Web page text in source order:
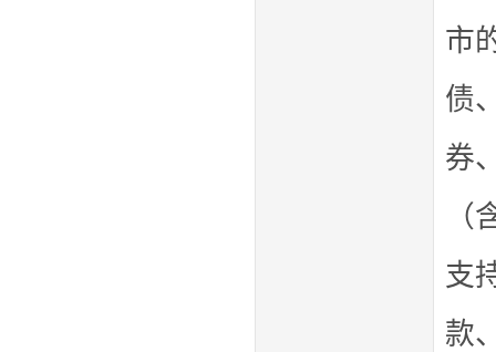
市
债
券
支
款